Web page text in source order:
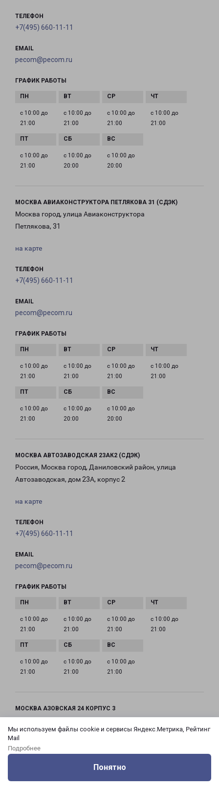
Мы используем файлы cookie и сервисы Яндекс.Метрика, Рейтинг
Mail
Подробнее
Понятно
ТЕЛЕФОН
+7(495) 660-11-11
EMAIL
pecom@pecom.ru
ГРАФИК РАБОТЫ
с 10:00 до
21:00
с 10:00 до
21:00
с 10:00 до
21:00
с 10:00 до
21:00
с 10:00 до
21:00
с 10:00 до
20:00
с 10:00 до
20:00
МОСКВА АВИАКОНСТРУКТОРА ПЕТЛЯКОВА 31 (СДЭК)
Москва город, улица Авиаконструктора
Петлякова, 31
на карте
ТЕЛЕФОН
+7(495) 660-11-11
EMAIL
pecom@pecom.ru
ГРАФИК РАБОТЫ
с 10:00 до
21:00
с 10:00 до
21:00
с 10:00 до
21:00
с 10:00 до
21:00
с 10:00 до
21:00
с 10:00 до
20:00
с 10:00 до
20:00
МОСКВА АВТОЗАВОДСКАЯ 23АК2 (СДЭК)
Россия, Москва город, Даниловский район, улица
Автозаводская, дом 23А, корпус 2
на карте
ТЕЛЕФОН
+7(495) 660-11-11
EMAIL
pecom@pecom.ru
ГРАФИК РАБОТЫ
с 10:00 до
21:00
с 10:00 до
21:00
с 10:00 до
21:00
с 10:00 до
21:00
с 10:00 до
21:00
с 10:00 до
21:00
с 10:00 до
21:00
МОСКВА АЗОВСКАЯ 24 КОРПУС 3
Азовская, дом 24, корпус 3
на карте